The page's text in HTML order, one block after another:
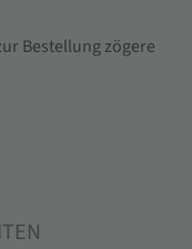
Bestellung zögere